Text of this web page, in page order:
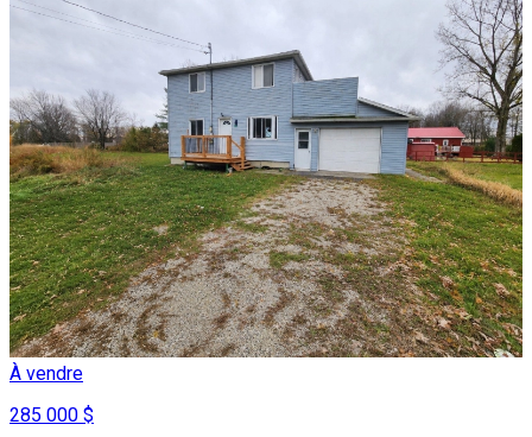
À vendre
285 000 $